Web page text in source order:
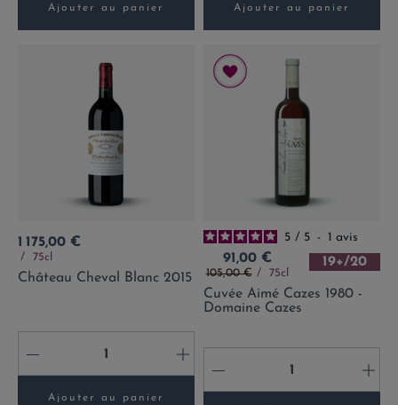
Ajouter au panier Ajouter au panier
Prix
1 175,00 €
75cl
Château Cheval Blanc 2015
- +
Ajouter au panier
5 / 5 - 1 avis
Prix
91,00 €
Prix de base
105,00 € 75cl
19+/20
Cuvée Aimé Cazes 1980 -
Domaine Cazes
- +